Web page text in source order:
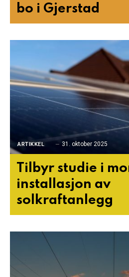
bo i Gjerstad
ARTIKKEL 31. oktober 2025
Tilbyr studie i
installasjon av
solkraftanlegg